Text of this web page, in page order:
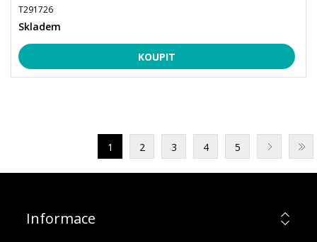
T291726
Skladem
1 2 3 4 5
Informace